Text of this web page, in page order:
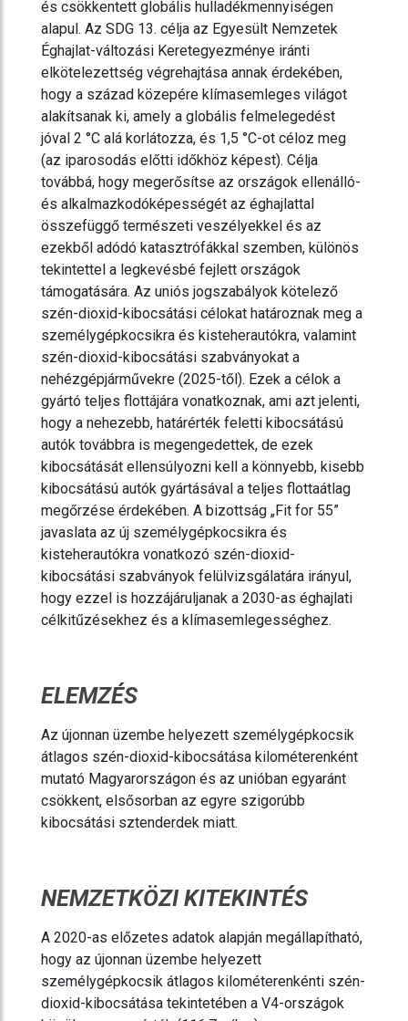
és csökkentett globális hulladékmennyiségen
alapul. Az SDG 13. célja az Egyesült Nemzetek
Éghajlat-változási Keretegyezménye iránti
elkötelezettség végrehajtása annak érdekében,
hogy a század közepére klímasemleges világot
alakítsanak ki, amely a globális felmelegedést
jóval 2 °C alá korlátozza, és 1,5 °C-ot céloz meg
(az iparosodás előtti időkhöz képest). Célja
továbbá, hogy megerősítse az országok ellenálló-
és alkalmazkodóképességét az éghajlattal
összefüggő természeti veszélyekkel és az
ezekből adódó katasztrófákkal szemben, különös
tekintettel a legkevésbé fejlett országok
támogatására. Az uniós jogszabályok kötelező
szén-dioxid-kibocsátási célokat határoznak meg a
személygépkocsikra és kisteherautókra, valamint
szén-dioxid-kibocsátási szabványokat a
nehézgépjárművekre (2025-től). Ezek a célok a
gyártó teljes flottájára vonatkoznak, ami azt jelenti,
hogy a nehezebb, határérték feletti kibocsátású
autók továbbra is megengedettek, de ezek
kibocsátását ellensúlyozni kell a könnyebb, kisebb
kibocsátású autók gyártásával a teljes flottaátlag
megőrzése érdekében. A bizottság „Fit for 55”
javaslata az új személygépkocsikra és
kisteherautókra vonatkozó szén-dioxid-
kibocsátási szabványok felülvizsgálatára irányul,
hogy ezzel is hozzájáruljanak a 2030-as éghajlati
célkitűzésekhez és a klímasemlegességhez.
ELEMZÉS
Az újonnan üzembe helyezett személygépkocsik
átlagos szén-dioxid-kibocsátása kilométerenként
mutató Magyarországon és az unióban egyaránt
csökkent, elsősorban az egyre szigorúbb
kibocsátási sztenderdek miatt.
NEMZETKÖZI KITEKINTÉS
A 2020-as előzetes adatok alapján megállapítható,
hogy az újonnan üzembe helyezett
személygépkocsik átlagos kilométerenkénti szén-
dioxid-kibocsátása tekintetében a V4-országok